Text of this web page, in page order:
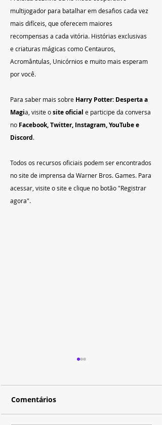
multijogador para batalhar em desafios cada vez
mais difíceis, que oferecem maiores
recompensas a cada vitória. Histórias exclusivas
e criaturas mágicas como Centauros,
Acromântulas, Unicórnios e muito mais esperam
por você.
Para saber mais sobre Harry Potter: Desperta a
Magia, visite o site oficial e participe da conversa
no Facebook, Twitter, Instagram, YouTube e
Discord.
Todos os recursos oficiais podem ser encontrados
no site de imprensa da Warner Bros. Games. Para
acessar, visite o site e clique no botão "Registrar
agora".
Comentários